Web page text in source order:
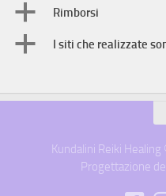
a Rimborsi
a I siti che realizzate
Kundalini Reiki
Progettazione